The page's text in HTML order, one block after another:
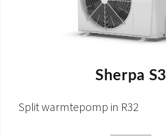
Sherpa S3
Split warmtepomp in R32